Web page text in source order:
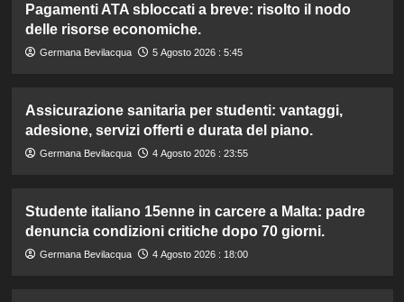
Pagamenti ATA sbloccati a breve: risolto il nodo
delle risorse economiche.
Germana Bevilacqua 5 Agosto 2026 : 5:45
Assicurazione sanitaria per studenti: vantaggi,
adesione, servizi offerti e durata del piano.
Germana Bevilacqua 4 Agosto 2026 : 23:55
Studente italiano 15enne in carcere a Malta: padre
denuncia condizioni critiche dopo 70 giorni.
Germana Bevilacqua 4 Agosto 2026 : 18:00